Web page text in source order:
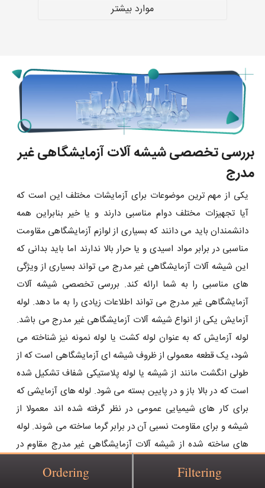
Filtering
Ordering
موارد بیشتر
بررسی تخصصی شیشه آلات آزمایشگاهی غیر
مدرج
یکی از مهم ترین موضوعات برای آزمایشات مختلف این است که
آیا تجهیزات مختلف دوام مناسبی دارند و یا خیر بنابراین همه
دانشمندان باید می دانند که بسیاری از لوازم آزمایشگاهی مقاومت
مناسبی در برابر مواد اسیدی و یا حرار بالا ندارند اما باید بدانی که
این شیشه آلات آزمایشگاهی غیر مدرج می تواند بسیاری از ویژگی
های مناسبی را به شما ارائه کند. بررسی تخصصی شیشه آلات
آزمایشگاهی غیر مدرج می تواند اطلاعات زیادی را به ما دهد. لوله
آزمایش یکی از انواع شیشه آلات آزمایشگاهی غیر مدرج می باشد.
لوله آزمایش که به عنوان لوله کشت یا لوله نمونه نیز شناخته می
شود، یک قطعه معمولی از ظروف شیشه ای آزمایشگاهی است که از
طولی انگشت مانند از شیشه یا لوله پلاستیکی شفاف تشکیل شده
است که در بالا باز و در پایین بسته می شود. لوله های آزمایشی که
برای کار های شیمیایی عمومی در نظر گرفته شده اند معمولا از
شیشه و برای مقاومت نسبی آن در برابر گرما ساخته می شوند. لوله
های ساخته شده از شیشه آلات آزمایشگاهی غیر مدرج مقاوم در
توانند دمای بالا تا چند صد درجه سانتی گراد را تحمل کنند. لوله